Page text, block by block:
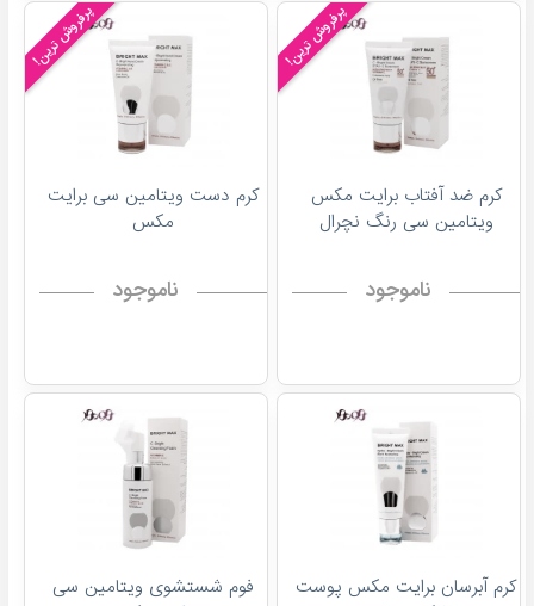
پرفروش ترین!
کرم ضد آفتاب برایت مکس
ویتامین سی رنگ نچرال
ناموجود
پرفروش ترین!
کرم دست ویتامین سی برایت
مکس
ناموجود
کرم آبرسان برایت مکس پوست
فوم شستشوی ویتامین سی